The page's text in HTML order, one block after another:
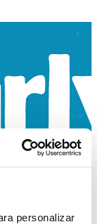
personalizar